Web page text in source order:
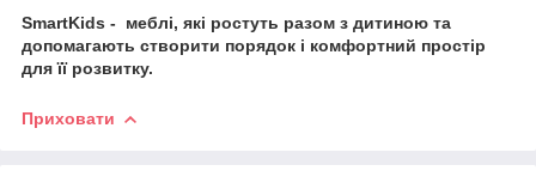
SmartKids - меблі, які ростуть разом з дитиною та
допомагають створити порядок і комфортний простір
для її розвитку.
Приховати